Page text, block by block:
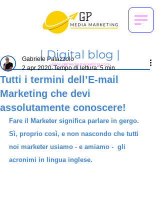
Tutti i termini dell’E-mail
Marketing che devi
assolutamente conoscere!
Gabriele Palazzolo
2 apr 2020 Tempo di lettura: 5 min
Fare il Marketer significa parlare in gergo.
Sì, proprio così, e non nascondo che tutti
noi marketer usiamo - e amiamo -  gli
acronimi in lingua inglese.
|Digital blog |
www.gpmediamarketing.com